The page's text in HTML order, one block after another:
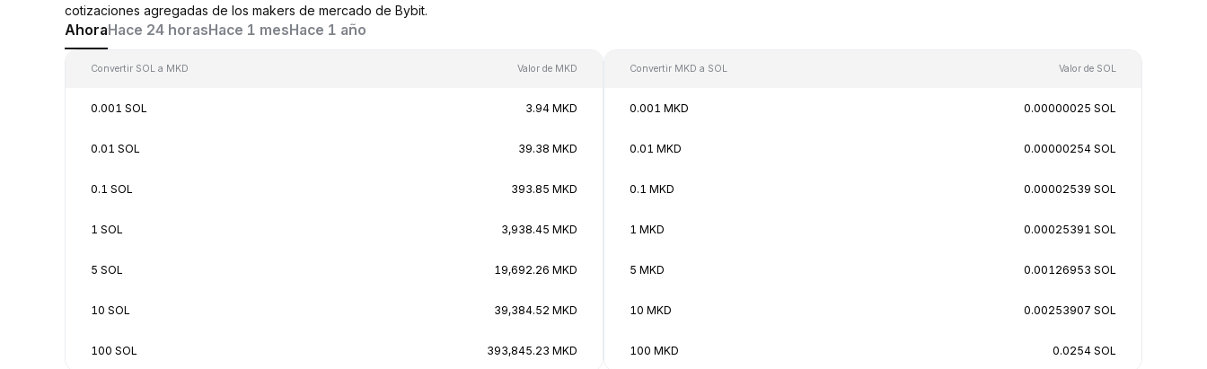
cotizaciones agregadas de los makers de mercado de Bybit.
AhoraHace 24 horasHace 1 mesHace 1 año
Convertir SOL a MKD Valor de MKD
0.001 SOL 3.94 MKD
0.01 SOL 39.38 MKD
0.1 SOL 393.85 MKD
1 SOL 3,938.45 MKD
5 SOL 19,692.26 MKD
10 SOL 39,384.52 MKD
100 SOL 393,845.23 MKD
Convertir MKD a SOL Valor de SOL
0.001 MKD 0.00000025 SOL
0.01 MKD 0.00000254 SOL
0.1 MKD 0.00002539 SOL
1 MKD 0.00025391 SOL
5 MKD 0.00126953 SOL
10 MKD 0.00253907 SOL
100 MKD 0.0254 SOL